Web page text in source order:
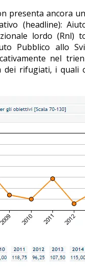
presenta ancora
(headline):
lordo (Rnl)
Pubblico allo
nel
dei rifugiati, i quali